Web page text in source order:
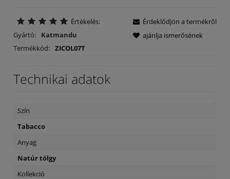
Értékelés:
Gyártó:
Katmandu
Termékkód: ZICOL07T
Érdeklődjön a termékről
ajánlja ismerősének
Technikai adatok
Szín
Tabacco
Anyag
Natúr tölgy
Kollekció